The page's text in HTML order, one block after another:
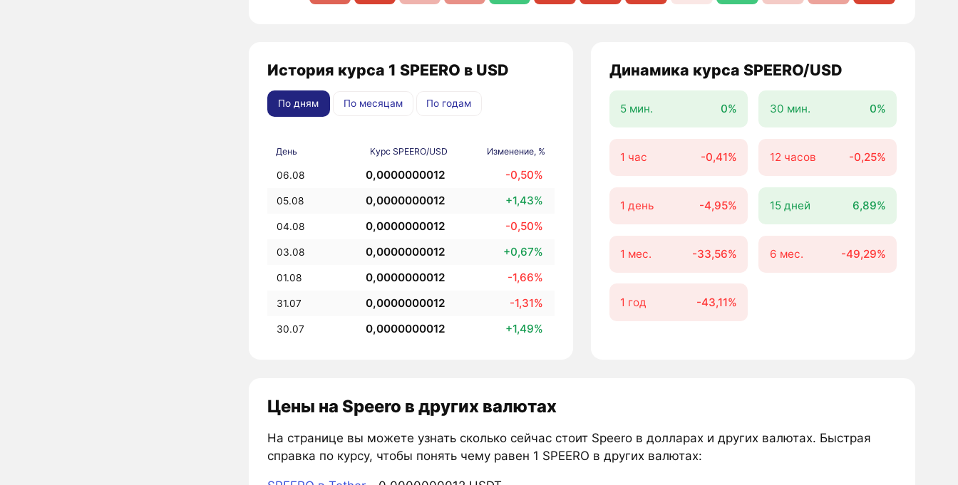
История курса 1 SPEERO в USD
По дням По месяцам По годам
День Курс SPEERO/USD Изменение, %
06.08 0,0000000012 -0,50%
05.08 0,0000000012 +1,43%
04.08 0,0000000012 -0,50%
03.08 0,0000000012 +0,67%
01.08 0,0000000012 -1,66%
31.07 0,0000000012 -1,31%
30.07 0,0000000012 +1,49%
Динамика курса SPEERO/USD
5 мин. 0% 30 мин. 0%
1 час -0,41% 12 часов -0,25%
1 день -4,95% 15 дней 6,89%
1 мес. -33,56% 6 мес. -49,29%
1 год -43,11%
Цены на Speero в других валютах
На странице вы можете узнать сколько сейчас стоит Speero в долларах и других валютах. Быстрая
справка по курсу, чтобы понять чему равен 1 SPEERO в других валютах: